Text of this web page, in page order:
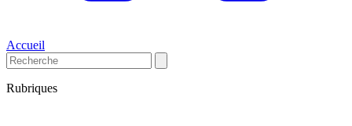
Accueil
Rubriques